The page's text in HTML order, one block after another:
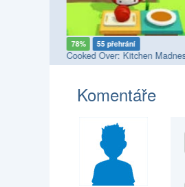
78% 55 přehrání
Cooked Over: Kitchen
Komentáře